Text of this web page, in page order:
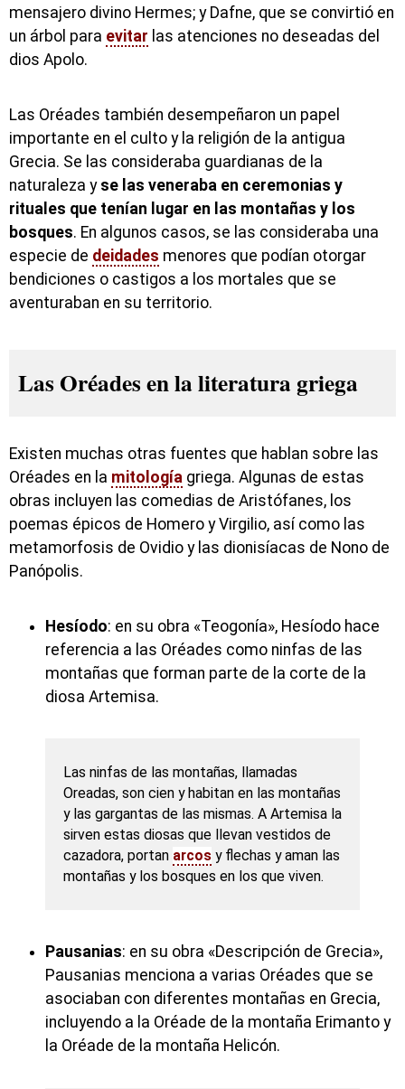
mensajero divino Hermes; y Dafne, que se convirtió en
un árbol para evitar las atenciones no deseadas del
dios Apolo.
Las Oréades también desempeñaron un papel
importante en el culto y la religión de la antigua
Grecia. Se las consideraba guardianas de la
naturaleza y se las veneraba en ceremonias y
rituales que tenían lugar en las montañas y los
bosques. En algunos casos, se las consideraba una
especie de deidades menores que podían otorgar
bendiciones o castigos a los mortales que se
aventuraban en su territorio.
Las Oréades en la literatura griega
Existen muchas otras fuentes que hablan sobre las
Oréades en la mitología griega. Algunas de estas
obras incluyen las comedias de Aristófanes, los
poemas épicos de Homero y Virgilio, así como las
metamorfosis de Ovidio y las dionisíacas de Nono de
Panópolis.
Hesíodo: en su obra «Teogonía», Hesíodo hace
referencia a las Oréades como ninfas de las
montañas que forman parte de la corte de la
diosa Artemisa.
Las ninfas de las montañas, llamadas
Oreadas, son cien y habitan en las montañas
y las gargantas de las mismas. A Artemisa la
sirven estas diosas que llevan vestidos de
cazadora, portan arcos y flechas y aman las
montañas y los bosques en los que viven.
Pausanias: en su obra «Descripción de Grecia»,
Pausanias menciona a varias Oréades que se
asociaban con diferentes montañas en Grecia,
incluyendo a la Oréade de la montaña Erimanto y
la Oréade de la montaña Helicón.